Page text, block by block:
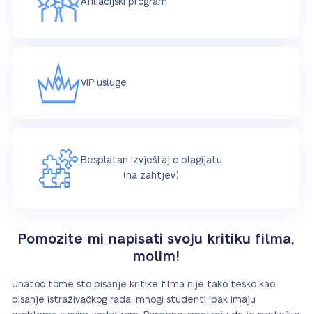
Afiliacijski program
VIP usluge
Besplatan izvještaj o plagijatu
(na zahtjev)
Pomozite mi napisati svoju kritiku filma,
molim!
Unatoč tome što pisanje kritike filma nije tako teško kao
pisanje istraživačkog rada, mnogi studenti ipak imaju